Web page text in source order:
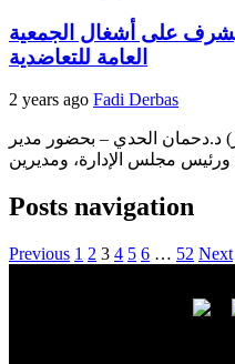
يشرف على أشغال الجمعية
العامة للتعاضدية
2 years ago Fadi Derbas
د.دحمان الحدي – بحضور مدير
Posts navigation
Previous 1 2 3 4 5 6 … 52 Next